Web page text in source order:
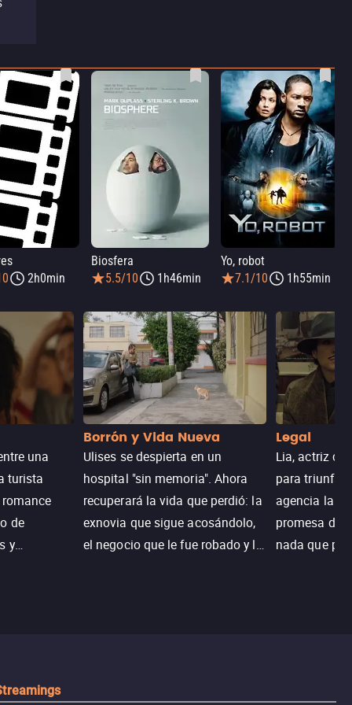
2h0min
Biosfera
5.5/10
1h46min
Yo, robot
7.1/10
1h55min
una
turista
de
y
Borrón y Vida Nueva
Ulises se despierta en un
hospital "sin memoria". Ahora
recuperará la vida que perdió: la
exnovia que sigue acosándolo,
el negocio que le fue robado y la
Legal
Lia, actriz
para triunfar
agencia la
promesa de
nada que